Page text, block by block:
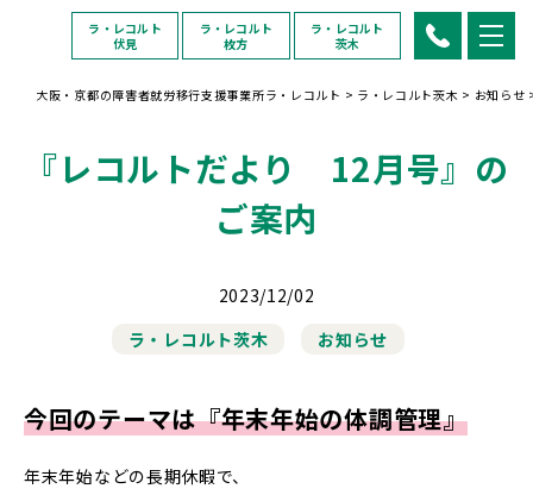
ラ・レコルト
伏見
ラ・レコルト
枚方
ラ・レコルト
茨木
大阪・京都の障害者就労移行支援事業所ラ・レコルト > ラ・レコルト茨木 > お知らせ
『レコルトだより 12月号』の
ご案内
2023/12/02
ラ・レコルト茨木
お知らせ
今回のテーマは『年末年始の体調管理』
年末年始などの長期休暇で、